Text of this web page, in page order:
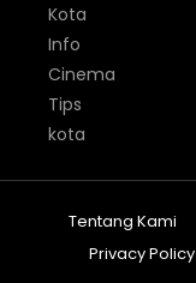
Kota
Info
Cinema
Tips
kota
Tentang Kami
Privacy Policy